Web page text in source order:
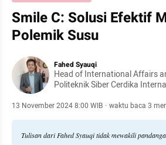
Smile C: Solusi Efektif
Polemik Susu
Fahed Syauqi
Head of International Affairs
Politeknik Siber Cerdika
13 November 2024 8:00 WIB · waktu baca 3
Tulisan dari Fahed Syauqi tidak mewakili